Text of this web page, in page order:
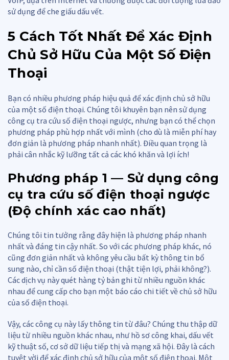
sử dụng để che giấu dấu vết.
5 Cách Tốt Nhất Để Xác Định
Chủ Sở Hữu Của Một Số Điện
Thoại
Bạn có nhiều phương pháp hiệu quả để xác định chủ sở hữu
của một số điện thoại. Chúng tôi khuyên bạn nên sử dụng
công cụ tra cứu số điện thoại ngược, nhưng bạn có thể chọn
phương pháp phù hợp nhất với mình (cho dù là miễn phí hay
đơn giản là phương pháp nhanh nhất). Điều quan trọng là
phải cân nhắc kỹ lưỡng tất cả các khó khăn và lợi ích!
Phương pháp 1 — Sử dụng công
cụ tra cứu số điện thoại ngược
(Độ chính xác cao nhất)
Chúng tôi tin tưởng rằng đây hiện là phương pháp nhanh
nhất và đáng tin cậy nhất. So với các phương pháp khác, nó
cũng đơn giản nhất và không yêu cầu bất kỳ thông tin bổ
sung nào, chỉ cần số điện thoại (thật tiện lợi, phải không?).
Các dịch vụ này quét hàng tỷ bản ghi từ nhiều nguồn khác
nhau để cung cấp cho bạn một báo cáo chi tiết về chủ sở hữu
của số điện thoại.
Vậy, các công cụ này lấy thông tin từ đâu? Chúng thu thập dữ
liệu từ nhiều nguồn khác nhau, như hồ sơ công khai, dấu vết
kỹ thuật số, cơ sở dữ liệu tiếp thị và mạng xã hội. Đây là cách
tuyệt vời để xác định chủ sở hữu của một số điện thoại. Một